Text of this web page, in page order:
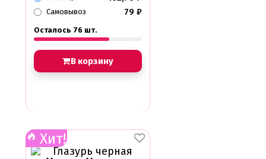
Самовывоз 79 ₽
Осталось 76 шт.
В корзину
Хит!